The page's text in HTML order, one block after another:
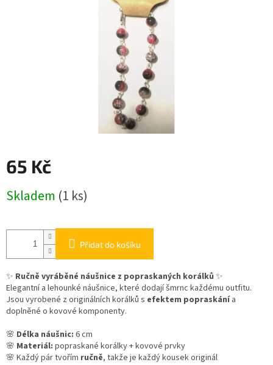
65 Kč
cena:
Skladem (1 ks)
Přidat do košíku
✨ Ručně vyráběné náušnice z popraskaných korálků ✨
Elegantní a lehounké náušnice, které dodají šmrnc každému outfitu.
Jsou vyrobené z originálních korálků s efektem popraskánía
doplněné o kovové komponenty.
🌸 Délka náušnic: 6 cm
🌸 Materiál: popraskané korálky + kovové prvky
🌸 Každý pár tvořím ručně, takže je každý kousek originál